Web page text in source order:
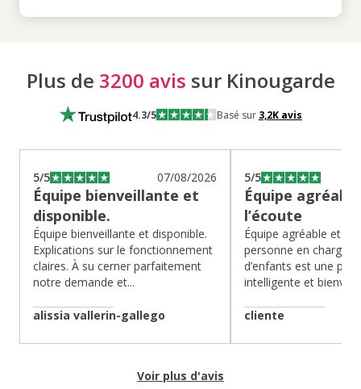
Plus de 3200 avis sur Kinougarde
4.3/5 Basé sur 3,2Kavis
5/5 07/08/2026
Équipe bienveillante et
disponible.
Équipe bienveillante et disponible.
Explications sur le fonctionnement
claires. À su cerner parfaitement
notre demande et...
alissia vallerin-gallego
5/5
Équipe
l’écoute
Équipe agréable et à
personne en charge
d’enfants est une
intelligente et
cliente
Voir plus d'avis